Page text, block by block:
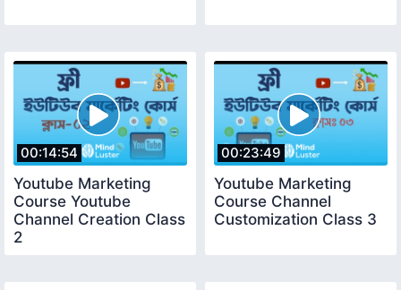
00:14:54
Youtube Marketing
Course Youtube
Channel Creation Class
2
00:23:49
Youtube Marketing
Course Channel
Customization Class 3